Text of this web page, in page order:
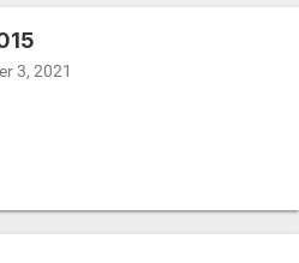
3, 2021